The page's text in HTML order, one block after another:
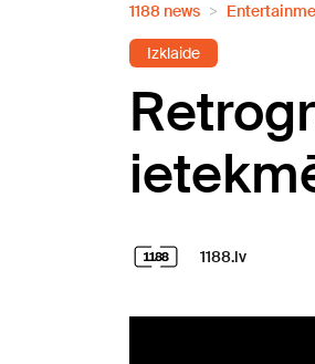
1188 news
Izklaide
1188.lv